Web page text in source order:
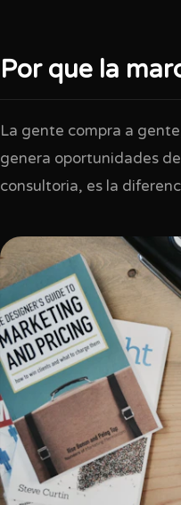
Por que la
La gente compra a
genera oportunidades
consultoria, es la